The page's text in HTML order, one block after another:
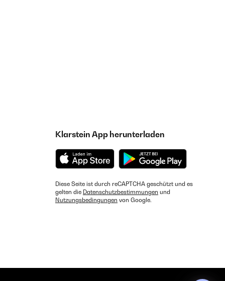
Klarstein App herunterladen
Diese Seite ist durch reCAPTCHA geschützt und es
gelten die Datenschutzbestimmungen und
Nutzungsbedingungen von Google.